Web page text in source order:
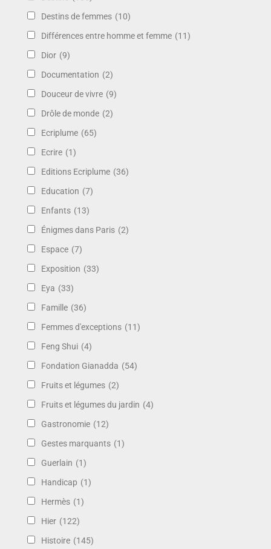
Destins de femmes (10)
Différences entre homme et femme (11)
Dior (9)
Documentation (2)
Douceur de vivre (9)
Drôle de monde (2)
Ecriplume (65)
Ecrire (1)
Editions Ecriplume (36)
Education (7)
Enfants (13)
Énigmes dans Paris (2)
Espace (7)
Exposition (33)
Eya (33)
Famille (36)
Femmes d'exceptions (11)
Feng Shui (4)
Fondation Gianadda (54)
Fruits et légumes (2)
Fruits et légumes du jardin (4)
Gastronomie (12)
Gestes marquants (1)
Guerlain (1)
Handicap (1)
Hermès (1)
Hier (122)
Histoire (145)